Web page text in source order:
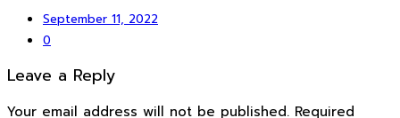
September 11, 2022
0
Leave a Reply
Your email address will not be published. Required